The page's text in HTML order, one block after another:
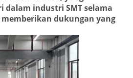
dalam industri SMT selama
dukungan yang